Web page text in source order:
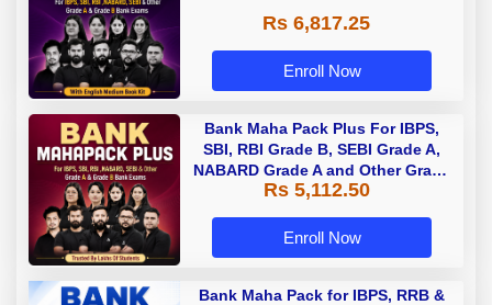
Rs 6,817.25
Enroll Now
Bank Maha Pack Plus For IBPS,
SBI, RBI Grade B, SEBI Grade A,
NABARD Grade A and Other Grade
A & Grade B Bank Exams
Rs 5,112.50
Enroll Now
Bank Maha Pack for IBPS, RRB &